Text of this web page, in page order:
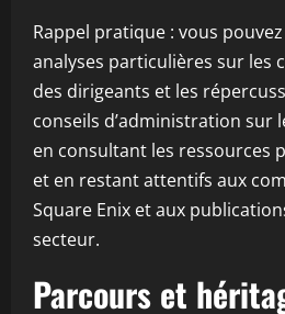
Rappel pratique : vous
analyses particulières sur les
des dirigeants et les
conseils d’administration sur
en consultant les ressources
et en restant attentifs aux
Square Enix et aux
secteur.
Parcours et